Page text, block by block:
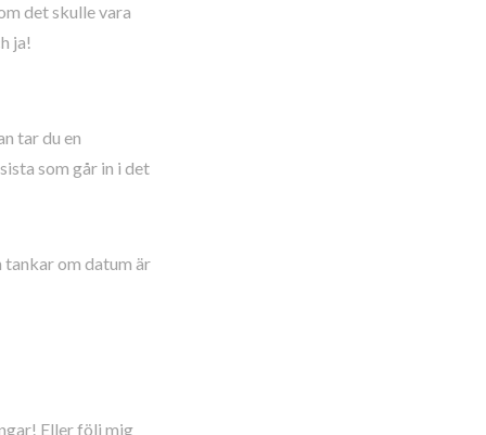
det skulle vara
ja!
tar du en
som går in i det
tankar om datum är
Eller följ mig